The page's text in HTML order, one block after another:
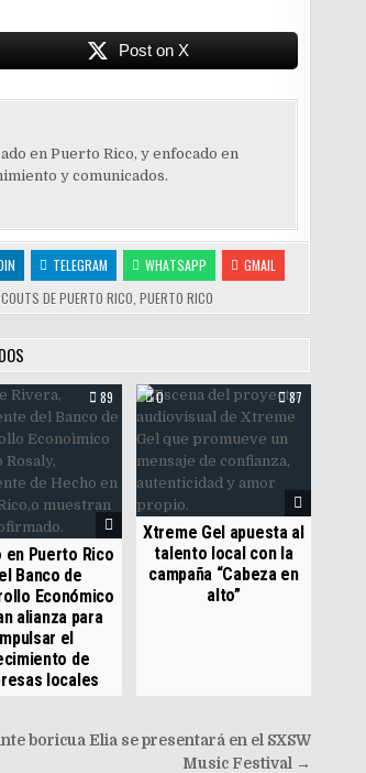
Post on X
en Puerto Rico, y enfocado en
y comunicados.
TELEGRAM WHATSAPP
GMAIL
DE PUERTO RICO ,PUERTO RICO
89
en Puerto Rico
Banco de
Económico
alianza para
el
de
locales
0 87
Xtreme Gel apuesta al
talento local con la
campaña “Cabeza en
alto”
boricua Elia se presentará en el SXSW
Music Festival →